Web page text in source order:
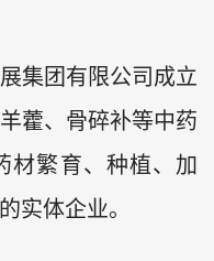
集团有限公司成立
藿、骨碎补等中药
材繁育、种植、加
实体企业。